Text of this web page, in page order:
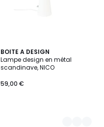
BOITE A DESIGN
Lampe design en métal
scandinave, NICO
59,00 €
2
Couleurs